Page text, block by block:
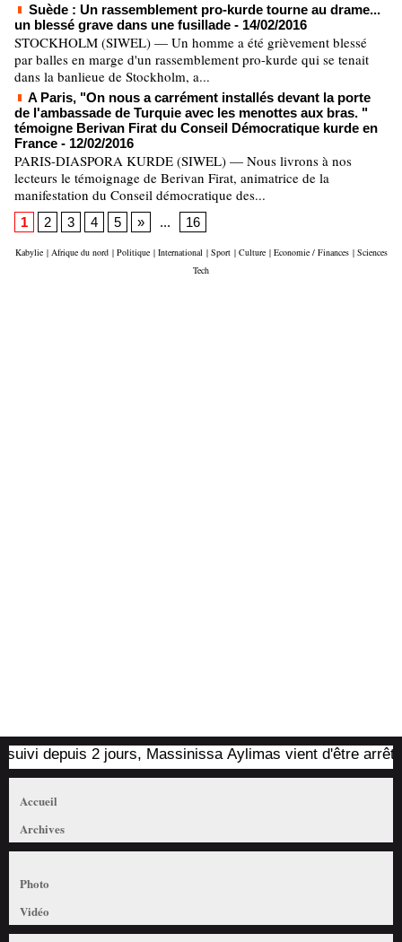
Suède : Un rassemblement pro-kurde tourne au drame...
un blessé grave dans une fusillade - 14/02/2016
STOCKHOLM (SIWEL) — Un homme a été grièvement blessé
par balles en marge d'un rassemblement pro-kurde qui se tenait
dans la banlieue de Stockholm, a...
A Paris, "On nous a carrément installés devant la porte
de l'ambassade de Turquie avec les menottes aux bras. "
témoigne Berivan Firat du Conseil Démocratique kurde en
France - 12/02/2016
PARIS-DIASPORA KURDE (SIWEL) — Nous livrons à nos
lecteurs le témoignage de Berivan Firat, animatrice de la
manifestation du Conseil démocratique des...
1 2 3 4 5 » ... 16
Kabylie | Afrique du nord | Politique | International | Sport | Culture | Economie / Finances | Sciences
Tech
depuis 2 jours, Massinissa Aylimas vient d'être arrêté
Accueil
Archives
Photo
Vidéo